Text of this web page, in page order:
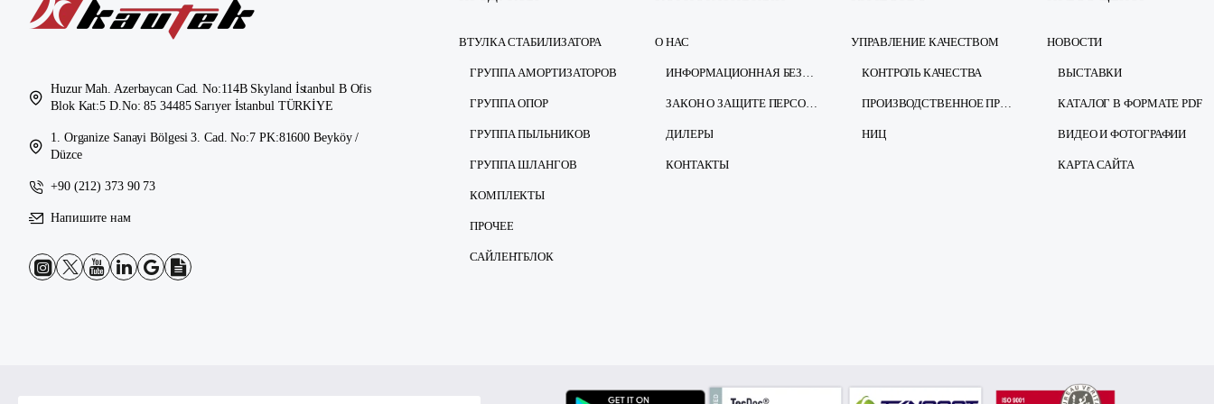
Huzur Mah. Azerbaycan Cad. No:114B Skyland İstanbul B Ofis
Blok Kat:5 D.No: 85 34485 Sarıyer İstanbul TÜRKİYE
1. Organize Sanayi Bölgesi 3. Cad. No:7 PK:81600 Beyköy /
Düzce
+90 (212) 373 90 73
Напишите нам
ВТУЛКА СТАБИЛИЗАТОРА
ГРУППА АМОРТИЗАТОРОВ
ГРУППА ОПОР
ГРУППА ПЫЛЬНИКОВ
ГРУППА ШЛАНГОВ
КОМПЛЕКТЫ
ПРОЧЕЕ
САЙЛЕНТБЛОК
О НАС
ИНФОРМАЦИОННАЯ БЕЗОПАСНОСТЬ
ЗАКОН О ЗАЩИТЕ ПЕРСОНАЛЬНЫХ ДАННЫХ
ДИЛЕРЫ
КОНТАКТЫ
УПРАВЛЕНИЕ КАЧЕСТВОМ
КОНТРОЛЬ КАЧЕСТВА
ПРОИЗВОДСТВЕННОЕ ПРЕДПРИЯТИЕ
НИЦ
НОВОСТИ
ВЫСТАВКИ
КАТАЛОГ В ФОРМАТЕ PDF
ВИДЕО И ФОТОГРАФИИ
КАРТА САЙТА